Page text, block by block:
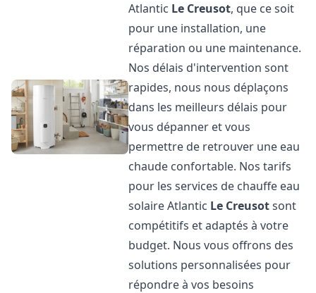
Atlantic Le Creusot, que ce soit
pour une installation, une
réparation ou une maintenance.
Nos délais d'intervention sont
rapides, nous nous déplaçons
dans les meilleurs délais pour
vous dépanner et vous
permettre de retrouver une eau
chaude confortable. Nos tarifs
pour les services de chauffe eau
solaire Atlantic Le Creusotsont
compétitifs et adaptés à votre
budget. Nous vous offrons des
solutions personnalisées pour
répondre à vos besoins